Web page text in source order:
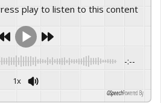
Press play to listen to this content
-:--
1x
Powered By
GSpeech